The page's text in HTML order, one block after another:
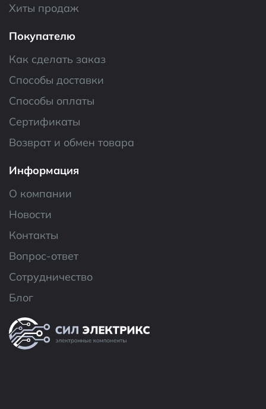
Хиты продаж
Покупателю
Как сделать заказ
Способы доставки
Способы оплаты
Сертификаты
Возврат и обмен товара
Информация
О компании
Новости
Контакты
Вопрос-ответ
Сотрудничество
Блог